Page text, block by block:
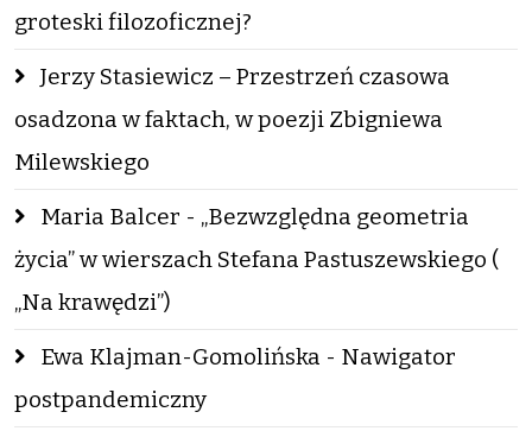
groteski filozoficznej?
Jerzy Stasiewicz – Przestrzeń czasowa
osadzona w faktach, w poezji Zbigniewa
Milewskiego
Maria Balcer - „Bezwzględna geometria
życia” w wierszach Stefana Pastuszewskiego (
„Na krawędzi”)
Ewa Klajman-Gomolińska - Nawigator
postpandemiczny